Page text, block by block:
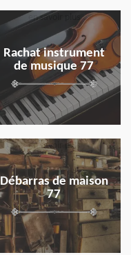
Rachat instrument
de musique 77
en savoir plus
Débarras de maison
77
en savoir plus